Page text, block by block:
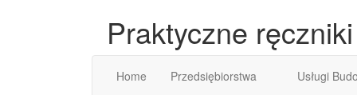
Praktyczne
Home
Przedsiębiorstwa
Usługi